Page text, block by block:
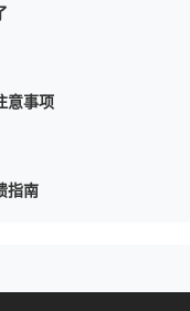
意事项
指南